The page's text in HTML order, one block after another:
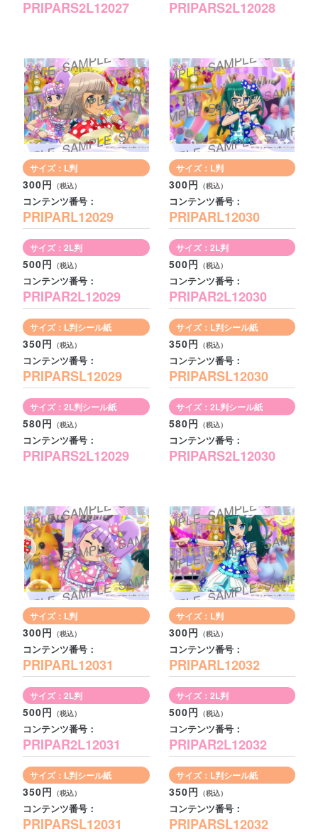
PRIPARS2L12027 PRIPARS2L12028
サイズ：L判
300円
コンテンツ番号：
PRIPARL12029
サイズ：2L判
500円
コンテンツ番号：
PRIPAR2L12029
サイズ：L判シール紙
350円
コンテンツ番号：
PRIPARSL12029
サイズ：2L判シール紙
580円
コンテンツ番号：
PRIPARS2L12029
サイズ：L判
300円
コンテンツ番号：
PRIPARL12030
サイズ：2L判
500円
コンテンツ番号：
PRIPAR2L12030
サイズ：L判シール紙
350円
コンテンツ番号：
PRIPARSL12030
サイズ：2L判シール紙
580円
コンテンツ番号：
PRIPARS2L12030
サイズ：L判
300円
コンテンツ番号：
PRIPARL12031
サイズ：2L判
500円
コンテンツ番号：
PRIPAR2L12031
サイズ：L判シール紙
350円
コンテンツ番号：
PRIPARSL12031
サイズ：L判
300円
コンテンツ番号：
PRIPARL12032
サイズ：2L判
500円
コンテンツ番号：
PRIPAR2L12032
サイズ：L判シール紙
350円
コンテンツ番号：
PRIPARSL12032